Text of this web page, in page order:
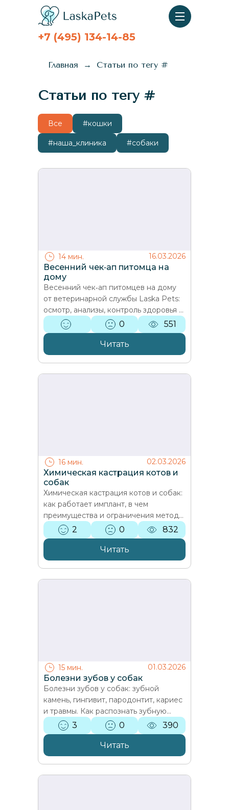
+7 (495) 134-14-85
Главная Статьи по тегу #
Статьи по тегу #
Все #кошки
#наша_клиника #собаки
14 мин. 16.03.2026
Весенний чек‑ап питомца на
дому
Весенний чек‑ап питомцев на дому
от ветеринарной службы Laska Pets:
осмотр, анализы, контроль здоровья и
профилактика заболеваний без
стресса для питомца.
0 551
Читать
16 мин. 02.03.2026
Химическая кастрация котов и
собак
Химическая кастрация котов и собак:
как работает имплант, в чем
преимущества и ограничения метода,
кому подходит, возможны ли
побочные эффекты и обратим…
2 0 832
Читать
15 мин. 01.03.2026
Болезни зубов у собак
Болезни зубов у собак: зубной
камень, гингивит, пародонтит, кариес
и травмы. Как распознать зубную
боль, когда нужна чистка или
удаление зуба, и как правильно…
3 0 390
Читать